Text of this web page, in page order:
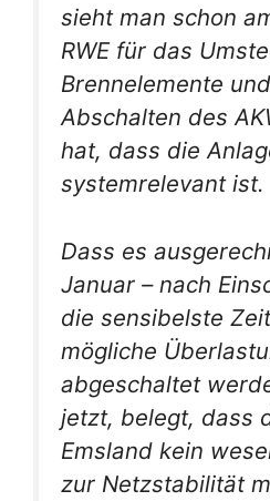
sieht man schon
RWE für das
Brennelemente
Abschalten des
hat, dass die
systemrelevant ist.
Dass es
Januar – nach
die sensibelste
mögliche
abgeschaltet
jetzt, belegt, dass
Emsland kein
zur Netzstabilität